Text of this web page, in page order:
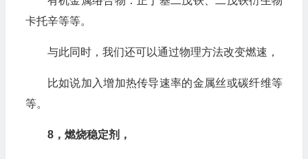
卡托辛等等。
与此同时，我们还可以通过物理方法改变燃速，
比如说加入增加热传导速率的金属丝或碳纤维等
等。
8，燃烧稳定剂，